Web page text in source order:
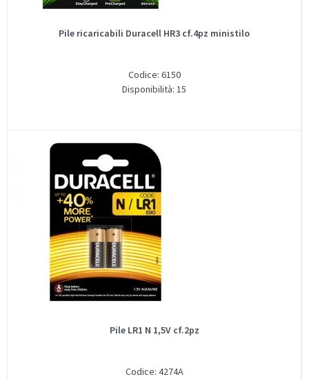
Pile ricaricabili Duracell HR3 cf.4pz ministilo
Codice: 6150
Disponibilità: 15
Pile LR1 N 1,5V cf.2pz
Codice: 4274A